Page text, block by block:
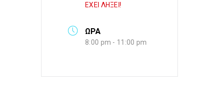
ΕΧΕΙ ΛΗΞΕΙ!
ΩΡΑ
8:00 pm - 11:00 pm